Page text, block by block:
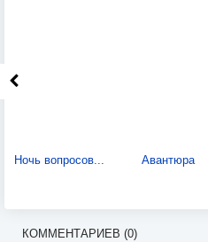
Ночь вопросов... Авантюра
КОММЕНТАРИЕВ (0)